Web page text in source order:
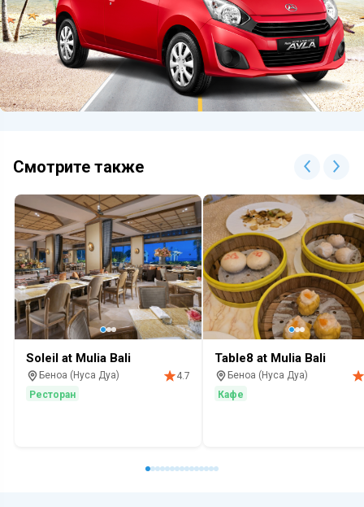
Смотрите также
Soleil at Mulia Bali
Беноа (Нуса Дуа)
4.7
Ресторан
Table8 at Mulia Bali
Беноа (Нуса Дуа)
Кафе